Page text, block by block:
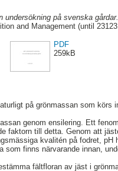
på svenska gårdar.
and Management (until
PDF
259kB
på grönmassan som
genom ensilering. Ett
faktorn till detta. Genom att
kvalitén på fodret,
finns närvarande innan,
fältfloran av jäst i